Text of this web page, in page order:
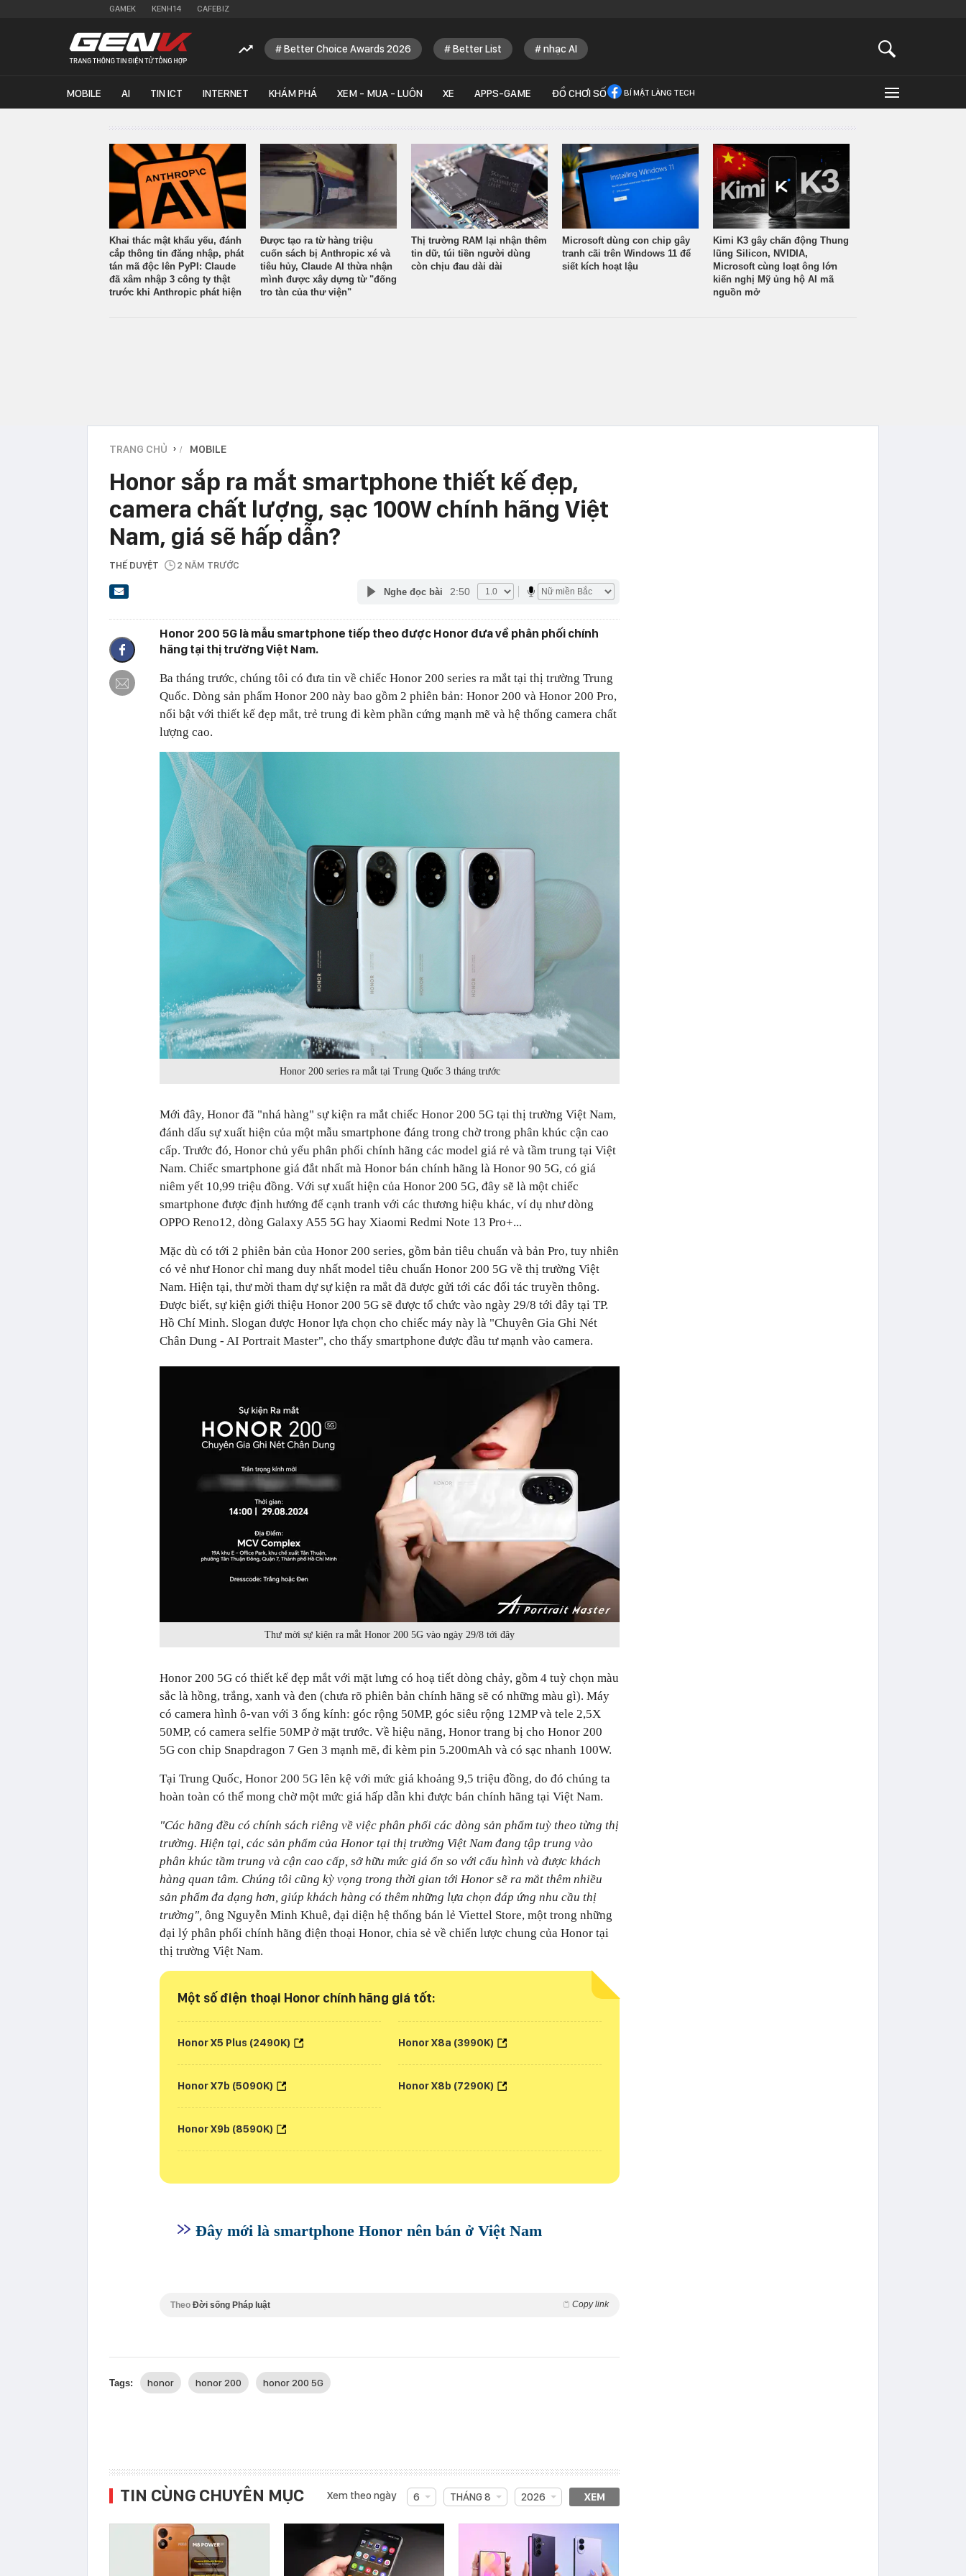
GAMEK KENH14 CAFEBIZ
Better Choice Awards 2026 Better List nhạc AI
MOBILE AI TIN ICT INTERNET KHÁM PHÁ XEM - MUA - LUÔN XE APPS-GAME ĐỒ CHƠI SỐ BÍ MẬT LÀNG TECH
Khai thác mật khẩu yếu, đánh
cắp thông tin đăng nhập, phát
tán mã độc lên PyPI: Claude
đã xâm nhập 3 công ty thật
trước khi Anthropic phát hiện
Được tạo ra từ hàng triệu
cuốn sách bị Anthropic xé và
tiêu hủy, Claude AI thừa nhận
mình được xây dựng từ "đống
tro tàn của thư viện"
Thị trường RAM lại nhận thêm
tin dữ, túi tiền người dùng
còn chịu đau dài dài
Microsoft dùng con chip gây
tranh cãi trên Windows 11 để
siết kích hoạt lậu
Kimi K3 gây chấn động Thung
lũng Silicon, NVIDIA,
Microsoft cùng loạt ông lớn
kiến nghị Mỹ ủng hộ AI mã
nguồn mở
TRANG CHỦ › MOBILE
Honor sắp ra mắt smartphone thiết kế đẹp,
camera chất lượng, sạc 100W chính hãng Việt
Nam, giá sẽ hấp dẫn?
THẾ DUYỆT 2 NĂM TRƯỚC
Nghe đọc bài 2:50
Honor 200 5G là mẫu smartphone tiếp theo được Honor đưa về phân phối chính
hãng tại thị trường Việt Nam.
Ba tháng trước, chúng tôi có đưa tin về chiếc Honor 200 series ra mắt tại thị trường Trung
Quốc. Dòng sản phẩm Honor 200 này bao gồm 2 phiên bản: Honor 200 và Honor 200 Pro,
nổi bật với thiết kế đẹp mắt, trẻ trung đi kèm phần cứng mạnh mẽ và hệ thống camera chất
lượng cao.
Honor 200 series ra mắt tại Trung Quốc 3 tháng trước
Mới đây, Honor đã "nhá hàng" sự kiện ra mắt chiếc Honor 200 5G tại thị trường Việt Nam,
đánh dấu sự xuất hiện của một mẫu smartphone đáng trong chờ trong phân khúc cận cao
cấp. Trước đó, Honor chủ yếu phân phối chính hãng các model giá rẻ và tầm trung tại Việt
Nam. Chiếc smartphone giá đắt nhất mà Honor bán chính hãng là Honor 90 5G, có giá
niêm yết 10,99 triệu đồng. Với sự xuất hiện của Honor 200 5G, đây sẽ là một chiếc
smartphone được định hướng để cạnh tranh với các thương hiệu khác, ví dụ như dòng
OPPO Reno12, dòng Galaxy A55 5G hay Xiaomi Redmi Note 13 Pro+...
Mặc dù có tới 2 phiên bản của Honor 200 series, gồm bản tiêu chuẩn và bản Pro, tuy nhiên
có vẻ như Honor chỉ mang duy nhất model tiêu chuẩn Honor 200 5G về thị trường Việt
Nam. Hiện tại, thư mời tham dự sự kiện ra mắt đã được gửi tới các đối tác truyền thông.
Được biết, sự kiện giới thiệu Honor 200 5G sẽ được tổ chức vào ngày 29/8 tới đây tại TP.
Hồ Chí Minh. Slogan được Honor lựa chọn cho chiếc máy này là "Chuyên Gia Ghi Nét
Chân Dung - AI Portrait Master", cho thấy smartphone được đầu tư mạnh vào camera.
Thư mời sự kiện ra mắt Honor 200 5G vào ngày 29/8 tới đây
Honor 200 5G có thiết kế đẹp mắt với mặt lưng có hoạ tiết dòng chảy, gồm 4 tuỳ chọn màu
sắc là hồng, trắng, xanh và đen (chưa rõ phiên bản chính hãng sẽ có những màu gì). Máy
có camera hình ô-van với 3 ống kính: góc rộng 50MP, góc siêu rộng 12MP và tele 2,5X
50MP, có camera selfie 50MP ở mặt trước. Về hiệu năng, Honor trang bị cho Honor 200
5G con chip Snapdragon 7 Gen 3 mạnh mẽ, đi kèm pin 5.200mAh và có sạc nhanh 100W.
Tại Trung Quốc, Honor 200 5G lên kệ với mức giá khoảng 9,5 triệu đồng, do đó chúng ta
hoàn toàn có thể mong chờ một mức giá hấp dẫn khi được bán chính hãng tại Việt Nam.
"Các hãng đều có chính sách riêng về việc phân phối các dòng sản phẩm tuỳ theo từng thị
trường. Hiện tại, các sản phẩm của Honor tại thị trường Việt Nam đang tập trung vào
phân khúc tầm trung và cận cao cấp, sở hữu mức giá ổn so với cấu hình và được khách
hàng quan tâm. Chúng tôi cũng kỳ vọng trong thời gian tới Honor sẽ ra mắt thêm nhiều
sản phẩm đa dạng hơn, giúp khách hàng có thêm những lựa chọn đáp ứng nhu cầu thị
trường", ông Nguyễn Minh Khuê, đại diện hệ thống bán lẻ Viettel Store, một trong những
đại lý phân phối chính hãng điện thoại Honor, chia sẻ về chiến lược chung của Honor tại
thị trường Việt Nam.
Một số điện thoại Honor chính hãng giá tốt:
Honor X5 Plus (2490K) Honor X8a (3990K)
Honor X7b (5090K) Honor X8b (7290K)
Honor X9b (8590K)
Đây mới là smartphone Honor nên bán ở Việt Nam
Theo Đời sống Pháp luật Copy link
Tags: honor honor 200 honor 200 5G
TIN CÙNG CHUYÊN MỤC Xem theo ngày 6 THÁNG 8 2026 XEM